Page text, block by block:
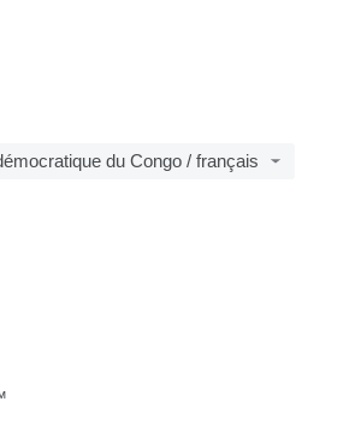
du Congo / français